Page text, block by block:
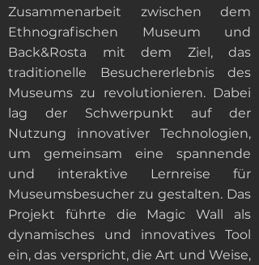
Zusammenarbeit zwischen dem
Ethnografischen Museum und
Back&Rosta mit dem Ziel, das
traditionelle Besuchererlebnis des
Museums zu revolutionieren. Dabei
lag der Schwerpunkt auf der
Nutzung innovativer Technologien,
um gemeinsam eine spannende
und interaktive Lernreise für
Museumsbesucher zu gestalten. Das
Projekt führte die Magic Wall als
dynamisches und innovatives Tool
ein, das verspricht, die Art und Weise,